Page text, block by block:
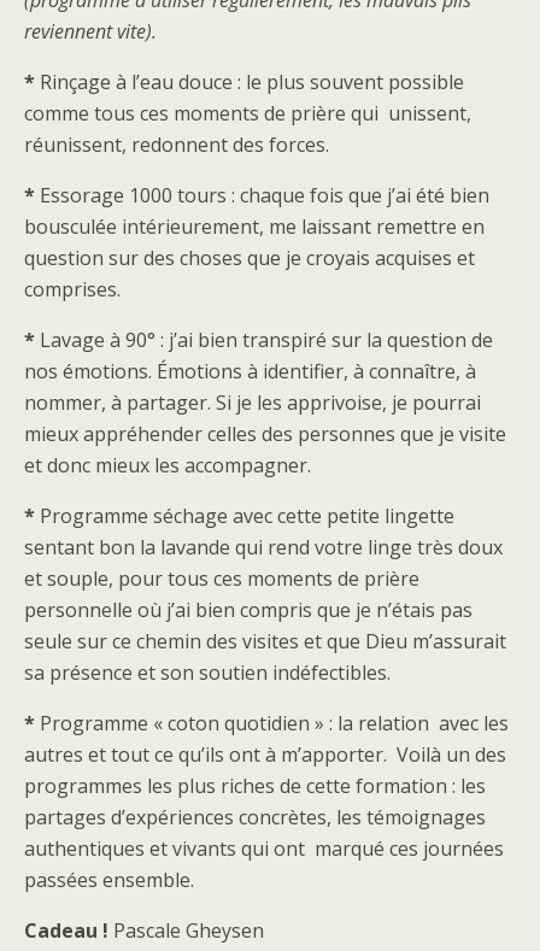
reviennent vite).
* Rinçage à l’eau douce : le plus souvent possible
comme tous ces moments de prière qui unissent,
réunissent, redonnent des forces.
* Essorage 1000 tours : chaque fois que j’ai été bien
bousculée intérieurement, me laissant remettre en
question sur des choses que je croyais acquises et
comprises.
* Lavage à 90° : j’ai bien transpiré sur la question de
nos émotions. Émotions à identifier, à connaître, à
nommer, à partager. Si je les apprivoise, je pourrai
mieux appréhender celles des personnes que je visite
et donc mieux les accompagner.
* Programme séchage avec cette petite lingette
sentant bon la lavande qui rend votre linge très doux
et souple, pour tous ces moments de prière
personnelle où j’ai bien compris que je n’étais pas
seule sur ce chemin des visites et que Dieu m’assurait
sa présence et son soutien indéfectibles.
* Programme « coton quotidien » : la relation avec les
autres et tout ce qu’ils ont à m’apporter. Voilà un des
programmes les plus riches de cette formation : les
partages d’expériences concrètes, les témoignages
authentiques et vivants qui ont marqué ces journées
passées ensemble.
Cadeau ! Pascale Gheysen